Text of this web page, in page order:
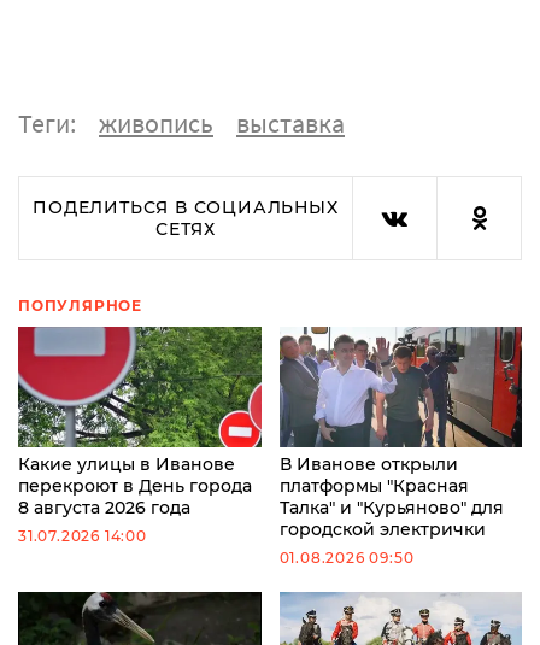
Теги: живопись выставка
ПОДЕЛИТЬСЯ В СОЦИАЛЬНЫХ
СЕТЯХ
ПОПУЛЯРНОЕ
Какие улицы в Иванове
перекроют в День города
8 августа 2026 года
31.07.2026 14:00
В Иванове открыли
платформы "Красная
Талка" и "Курьяново" для
городской электрички
01.08.2026 09:50